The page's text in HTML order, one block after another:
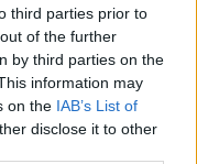
third parties prior to
of the further
by third parties on the
information may
on the IAB’s List of
disclose it to other